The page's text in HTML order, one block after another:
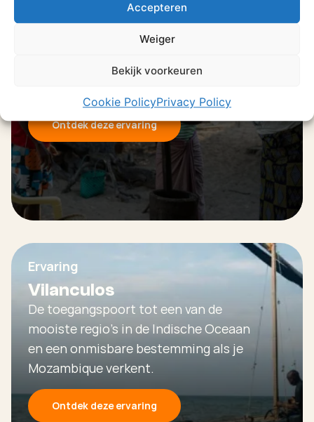
Accepteren
Weiger
Bekijk voorkeuren
Cookie PolicyPrivacy Policy
Tofo
Prachtige stranden, een levendige
markt en de meest verse zeevruchten
Ontdek deze ervaring
Ervaring
Vilanculos
De toegangspoort tot een van de
mooiste regio's in de Indische Oceaan
en een onmisbare bestemming als je
Mozambique verkent.
Ontdek deze ervaring